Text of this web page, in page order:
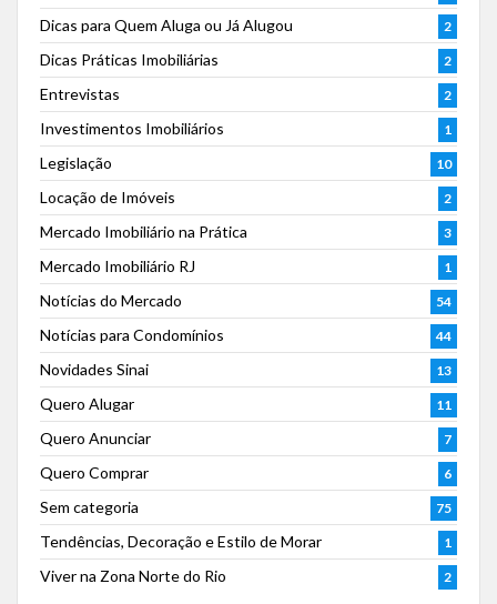
Dicas para Quem Aluga ou Já Alugou 2
Dicas Práticas Imobiliárias 2
Entrevistas 2
Investimentos Imobiliários 1
Legislação 10
Locação de Imóveis 2
Mercado Imobiliário na Prática 3
Mercado Imobiliário RJ 1
Notícias do Mercado 54
Notícias para Condomínios 44
Novidades Sinai 13
Quero Alugar 11
Quero Anunciar 7
Quero Comprar 6
Sem categoria 75
Tendências, Decoração e Estilo de Morar 1
Viver na Zona Norte do Rio 2